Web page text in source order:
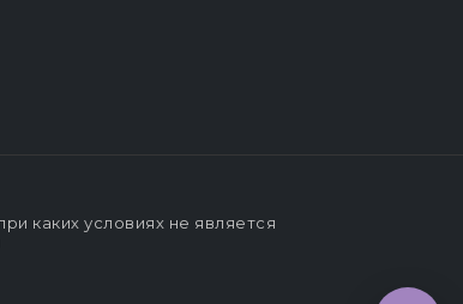
каких условиях не является